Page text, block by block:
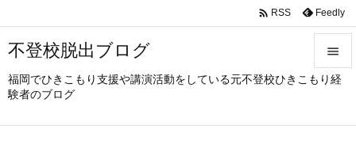
不登校脱出ブログ
福岡でひきこもり支援や講演活動をしている元不登校ひきこもり経
験者のブログ



 RSS Feedly